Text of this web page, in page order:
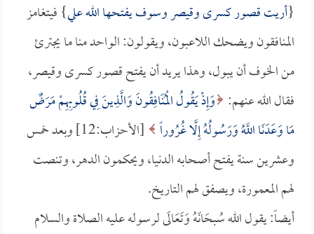
{أريت قصور كسرى وقيصر وسوف يفتحها الله علي} فيتغامز
المنافقون ويضحك اللاعبون، ويقولون: الواحد منا ما يجترئ
من الخوف أن يبول، وهذا يريد أن يفتح قصور كسرى وقيصر،
فقال الله عنهم: وَإِذْ يَقُولُ الْمُنَافِقُونَ وَالَّذِينَ فِي قُلُوبِهِمْ مَرَضٌ
مَا وَعَدَنَا اللَّهُ وَرَسُولُهُ إِلَّا غُرُوراً
[الأحزاب:12] وبعد خمس
وعشرين سنة يفتح أصحابه الدنيا، ويحكمون الدهر، وتنصت
لهم المعمورة، ويصفق لهم التاريخ.
أيضاً: يقول الله سُبحَانَهُ وَتَعَالَى لرسوله عليه الصلاة والسلام